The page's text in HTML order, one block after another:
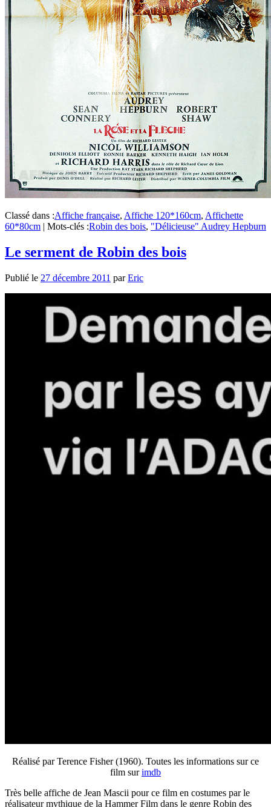
Classé dans :Affiche française, Affiche 120*160cm, Affichette
60*80cm | Mots-clés :Robin des bois, "Délicieuse" Audrey Hepburn
Le serment de Robin des bois
Publié le 27 décembre 2011 parEric
Réalisé par Terence Fisher (1960). Toutes les informations sur ce
film surimdb
Très belle affiche de Jean Mascii pour ce film en costumes par le
réalisateur mythique de la Hammer Film dans le genre Robin des